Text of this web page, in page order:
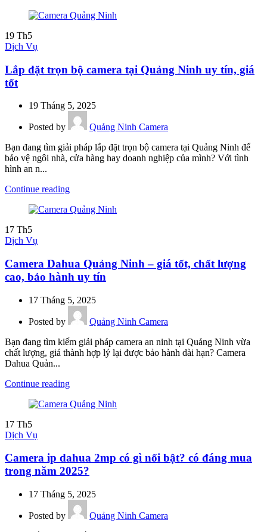
19 Th5
Dịch Vụ
Lắp đặt trọn bộ camera tại Quảng Ninh uy tín, giá
tốt
19 Tháng 5, 2025
Posted by
Quảng Ninh Camera
Bạn đang tìm giải pháp lắp đặt trọn bộ camera tại Quảng Ninh để
bảo vệ ngôi nhà, cửa hàng hay doanh nghiệp của mình? Với tình
hình an n...
Continue reading
17 Th5
Dịch Vụ
Camera Dahua Quảng Ninh – giá tốt, chất lượng
cao, bảo hành uy tín
17 Tháng 5, 2025
Posted by
Quảng Ninh Camera
Bạn đang tìm kiếm giải pháp camera an ninh tại Quảng Ninh vừa
chất lượng, giá thành hợp lý lại được bảo hành dài hạn? Camera
Dahua Quản...
Continue reading
17 Th5
Dịch Vụ
Camera ip dahua 2mp có gì nổi bật? có đáng mua
trong năm 2025?
17 Tháng 5, 2025
Posted by
Quảng Ninh Camera